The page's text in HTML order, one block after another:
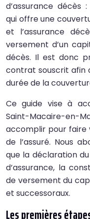
d’assurance décès
qui offre une
et l’assurance
versement d’un
décès. Il est donc
contrat souscrit afin
durée de la
Ce guide vise à
Saint-Macaire-en-
accomplir pour faire
de l’assuré. Nous
que la déclaration
d’assurance, la
de versement du
et successoraux.
Les premières